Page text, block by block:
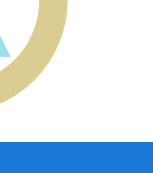
dinheiro, o